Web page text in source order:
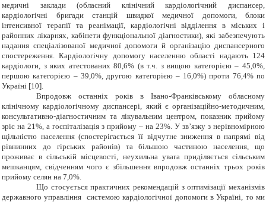
медичні заклади (обласний клінічний кардіологічний диспансер,
кардіологічні бригади станцій швидкої медичної допомоги, блоки
інтенсивної терапії та реанімації, кардіологічні відділення в міських і
районних лікарнях, кабінети функціональної діагностики), які забезпечують
надання спеціалізованої медичної допомоги й організацію диспансерного
спостереження. Кардіологічну допомогу населенню області надають 124
кардіологи, з яких атестованих 80,6% (в т.ч. з вищою категорією – 45,0%,
першою категорією – 39,0%, другою категорією – 16,0%) проти 76,4% по
Україні [10].
Впродовж останніх років в Івано-Франківському обласному
клінічному кардіологічному диспансері, який є організаційно-методичним,
консультативно-діагностичним та лікувальним центром, показник прийому
зріс на 21%, а госпіталізація з прийому – на 23%. У зв’язку з нерівномірною
щільністю населення (спостерігається її відчутне зниження в напрямі від
рівнинних до гірських районів) та більшою частиною населення, що
проживає в сільській місцевості, неухильна увага приділяється сільським
мешканцям, свідченням чого є збільшення впродовж останніх трьох років
прийому селян на 7,0%.
Що стосується практичних рекомендацій з оптимізації механізмів
державного управління системою кардіологічної допомоги в Україні, то ми